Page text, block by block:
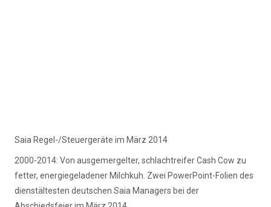
Saia Regel-/Steuergeräte im März 2014
2000-2014: Von ausgemergelter, schlachtreifer Cash Cow zu
fetter, energiegeladener Milchkuh. Zwei PowerPoint-Folien des
dienstältesten deutschen Saia Managers bei der